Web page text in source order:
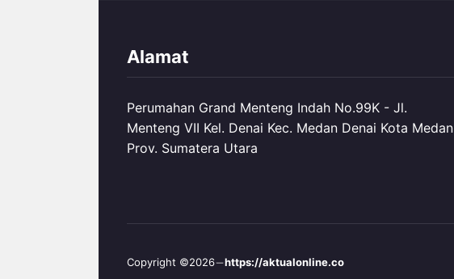
Alamat
Perumahan Grand Menteng Indah No.99K - Jl.
Menteng VII Kel. Denai Kec. Medan Denai Kota Medan
Prov. Sumatera Utara
Copyright ©2026 https://aktualonline.co